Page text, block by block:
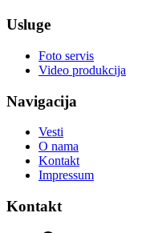
Usluge
Foto servis
Video produkcija
Navigacija
Vesti
O nama
Kontakt
Impressum
Kontakt